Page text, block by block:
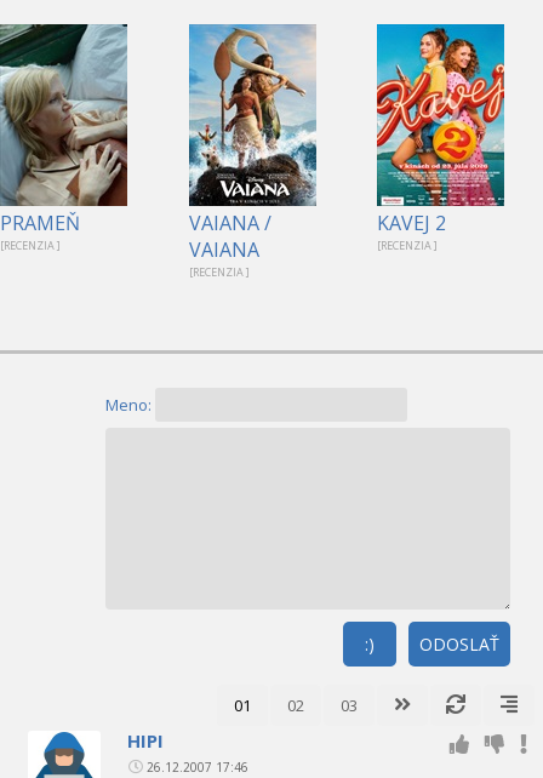
PRAMEŇ
[RECENZIA ]
VAIANA /
VAIANA
[RECENZIA ]
KAVEJ 2
[RECENZIA ]
Meno:
ODOSLAŤ
:)
01 02 03
HIPI
26.12.2007 17:46